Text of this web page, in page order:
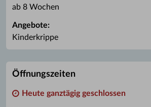
ab 8 Wochen
Angebote:
Kinderkrippe
Öffnungszeiten
Heute ganztägig geschlossen